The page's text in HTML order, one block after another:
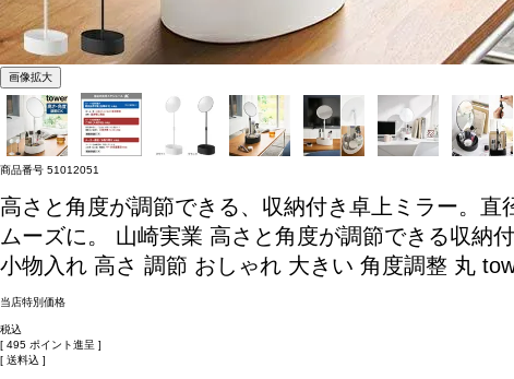
画像拡大
商品番号 51012051
高さと角度が調節できる、収納付き卓上ミラー。
ムーズに。
山崎実業 高さと角度が調節できる収納
小物入れ 高さ 調節 おしゃれ 大きい 角度調整 丸
当店特別価格
税込
[ 495 ポイント進呈 ]
送料込